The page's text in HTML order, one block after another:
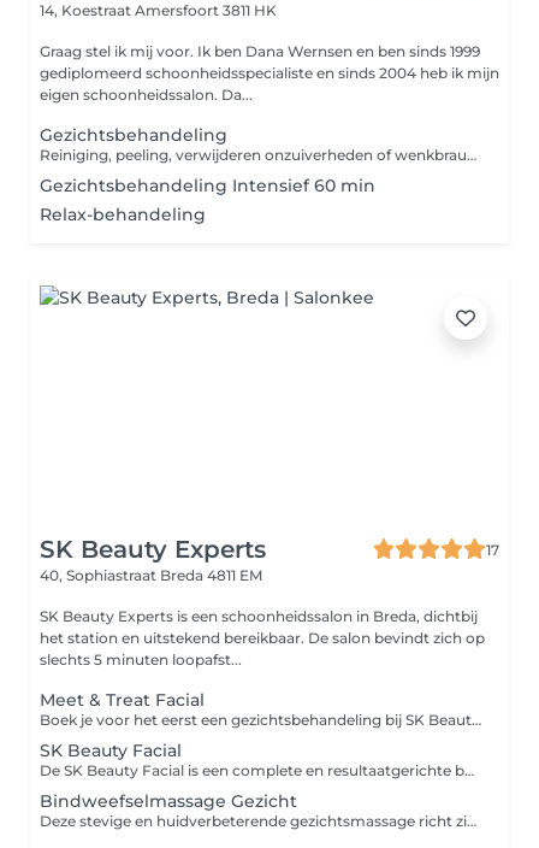
14, Koestraat Amersfoort 3811 HK
Graag stel ik mij voor. Ik ben Dana Wernsen en ben sinds 1999
gediplomeerd schoonheidsspecialiste en sinds 2004 heb ik mijn
eigen schoonheidssalon. Da...
Gezichtsbehandeling
Reiniging, peeling, verwijderen onzuiverheden of wenkbrauwen epileren, masker en dagcrème
Gezichtsbehandeling Intensief 60 min
Relax-behandeling
SK Beauty Experts
17
40, Sophiastraat Breda 4811 EM
SK Beauty Experts is een schoonheidssalon in Breda, dichtbij
het station en uitstekend bereikbaar. De salon bevindt zich op
slechts 5 minuten loopafst...
Meet & Treat Facial
Boek je voor het eerst een gezichtsbehandeling bij SK Beauty Experts in Breda? Dan is de Meet & Treat Facial de perfecte kennismaking. Je huid wordt zorgvuldig gereinigd en professioneel geanalyseerd, zodat we samen jouw huidbehoeften in kaart brengen. Met een peeling verfijnen we de huidstructuur en verwijderen we onzuiverheden zoals mee-eters en gerstekorrels. Tijdens een masker afgestemd op jouw huid geniet je van een ontspannende massage van decolleté, nek en schouders. We sluiten af met een beschermende dagverzorging zodat je huid fris, egaal en stralend aanvoelt. Beperkingen: Niet geschikt bij een actieve koortslip, actieve acne, huidinfecties of open wondjes. Goed om te weten: Draag bij voorkeur loszittende kleding. Voor de massage vragen wij je de bovenkleding uit te doen. Sieraden graag vooraf afdoen. Extra's zoals harsen of het verven van wenkbrauwen of wimpers kun je eenvoudig bijboeken.
SK Beauty Facial
De SK Beauty Facial is een complete en resultaatgerichte behandeling waarbij huidverbetering en ontspanning samenkomen. Je huid wordt gereinigd en voorbereid met een peeling die de structuur verfijnt en de teint verfrist. Onzuiverheden worden professioneel verwijderd en je wenkbrauwen worden geëpileerd of geharst. Tijdens het masker geniet je van een uitgebreide massage van gezicht, hals, decolleté, nek en schouders. Een serum en dagcrème zorgen voor optimale voeding en bescherming. Beperkingen: Niet geschikt bij een actieve koortslip, actieve acne, huidinfecties of recente intensieve peelings. Goed om te weten: Draag loszittende kleding. Voor de massage wordt gevraagd de bovenkleding uit te doen. Sieraden graag vooraf verwijderen. Geschikt als onderhoudsbehandeling of om je huid een intensieve boost te geven.
Bindweefselmassage Gezicht
Deze stevige en huidverbeterende gezichtsmassage richt zich op de dieper gelegen huidlagen. De massage bevordert de doorbloeding en stimuleert de aanmaak van collageen en elastine waardoor je huid vernieuwt en verstevigt. Een bindweefselmassage voor het gezicht is effectief bij rimpeltjes en bepaalde huidproblemen. Voor een optimaal resultaat is het aan te raden om een kuur van meerdere behandelingen te nemen. Beperkingen: Niet geschikt tijdens zwangerschap, bij gebruik van bloedverdunners, bij een actieve koortslip, actieve acne, rosacea, een zeer gevoelige huid of huidinfecties. Goed om te weten: Draag loszittende kleding. Voor de massage vragen wij je de bovenkleding uit te doen. Sieraden graag vooraf afdoen. Voor optimaal en langdurig resultaat adviseren wij een kuur.